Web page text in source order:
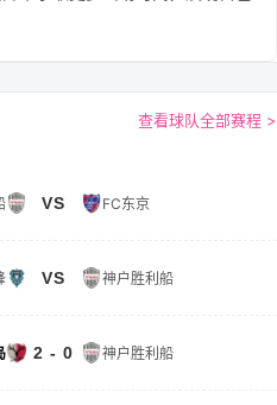
查看球队全部赛程 >
VS FC东京
VS 神户胜利船
2 - 0 神户胜利船